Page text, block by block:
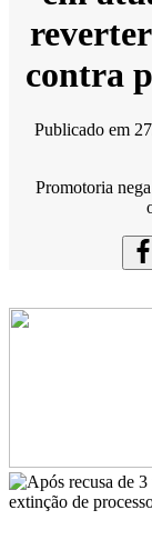
contra
Publicado em
Promotoria